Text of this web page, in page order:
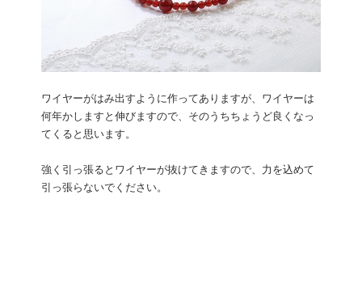
ワイヤーがはみ出すように作ってありますが、ワイヤーは
何年かしますと伸びますので、そのうちちょうど良くなっ
てくると思います。
強く引っ張るとワイヤーが抜けてきますので、力を込めて
引っ張らないでください。